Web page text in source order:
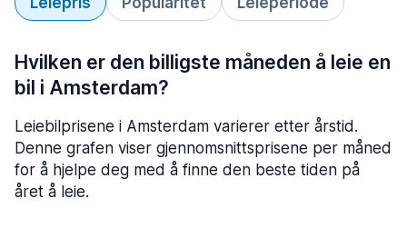
Hvilken er den billigste måneden å leie en
bil i Amsterdam?
Leiebilprisene i Amsterdam varierer etter årstid.
Denne grafen viser gjennomsnittsprisene per måned
for å hjelpe deg med å finne den beste tiden på
året å leie.